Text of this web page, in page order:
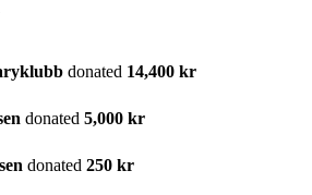
donated 14,400 kr
donated 5,000 kr
donated 250 kr